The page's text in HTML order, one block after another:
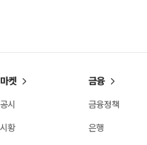
마켓
공시
시황
금융
금융정책
은행